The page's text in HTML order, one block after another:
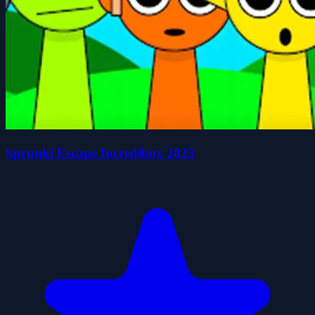
Sprunki Escape Incredibox 2025